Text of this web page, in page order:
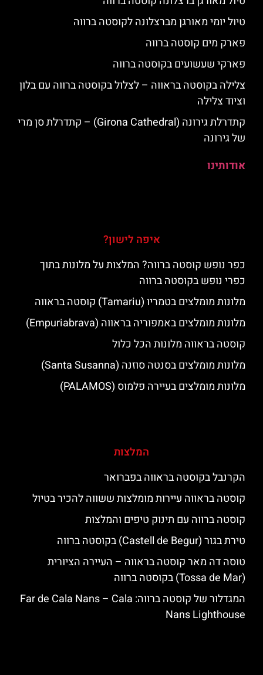
טיול יומי מאורגן מברצלונה לקוסטה ברווה
פארק מים קוסטה ברווה
פארקי שעשועים בקוסטה ברווה
צלילה בקוסטה בראווה – לצלול בקוסטה ברווה עם בלון
וציוד צלילה
קתדרלת גירונה (Girona Cathedral) – קתדרלת סן מרי
של גירונה
אודותינו
איפה לישון?
כפר נופש קוסטה ברווה? המלצות על מלונות בתוך
כפרי נופש בקוסטה ברווה
מלונות מומלצים בטמריו (Tamariu) קוסטה בראווה
מלונות מומלצים באמפוריה בראווה (Empuriabrava)
קוסטה בראווה מלונות הכל כלול
מלונות מומלצים בסנטה סוזנה (Santa Susanna)
מלונות מומלצים בעיירה פלמוס (PALAMOS)
המלצות
הקרנבל בקוסטה בראווה בפברואר
קוסטה בראווה עיירות מומלצות ששווה להכיר בטיול
קוסטה ברווה עם תינוק טיפים והמלצות
טירת בגור (Castell de Begur) בקוסטה ברווה
טוסה דה מאר קוסטה בראווה – העיירה הציורית
(Tossa de Mar) בקוסטה ברווה
המגדלור של קוסטה ברווה: ‪‪Far de Cala Nans – Cala
Nans Lighthouse‬‬